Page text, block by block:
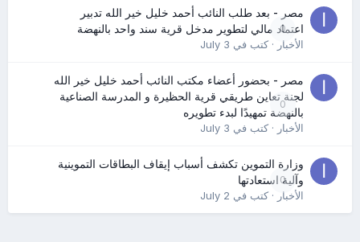
0
مصر - بعد طلب النائب أحمد خليل خير الله تدبير
اعتماد مالي لتطوير مدخل قرية سند واحد بالنهضة
الأخبار· كتب في July 3
0
مصر - بحضور أعضاء مكتب النائب أحمد خليل خير الله
لجنة تعاين طريقي قرية الحظيرة و المدرسة الصناعية
بالنهضة تمهيدًا لبدء تطويره
الأخبار· كتب في July 3
0
وزارة التموين تكشف أسباب إيقاف البطاقات التموينية
وآلية استعادتها
الأخبار· كتب في July 2